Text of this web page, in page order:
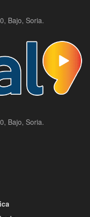
Bajo, Soria.
Bajo, Soria.